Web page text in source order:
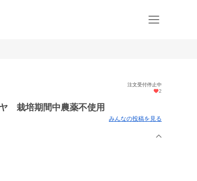
注文受付停止中
2
栽培期間中農薬不使用
みんなの投稿を見る